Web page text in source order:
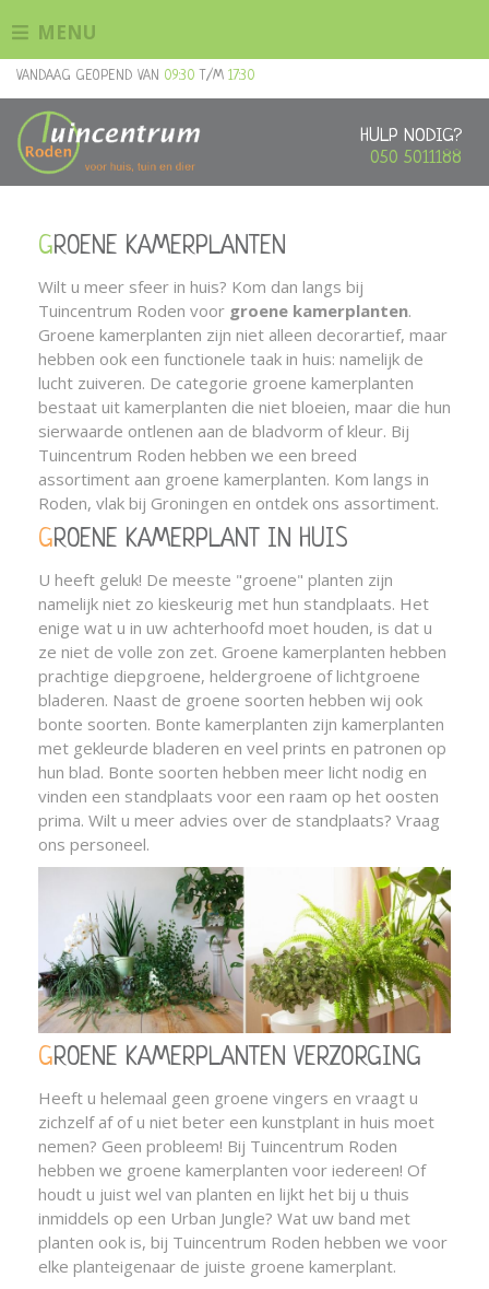
n
HULP NODIG?
050 5011188
VANDAAG GEOPEND VAN 09:30 T/M 17:30
MENU
GROENE KAMERPLANTEN
Wilt u meer sfeer in huis? Kom dan langs bij
Tuincentrum Roden voor groene kamerplanten.
Groene kamerplanten zijn niet alleen decorartief, maar
hebben ook een functionele taak in huis: namelijk de
lucht zuiveren. De categorie groene kamerplanten
bestaat uit kamerplanten die niet bloeien, maar die hun
sierwaarde ontlenen aan de bladvorm of kleur. Bij
Tuincentrum Roden hebben we een breed
assortiment aan groene kamerplanten. Kom langs in
Roden, vlak bij Groningen en ontdek ons assortiment.
GROENE KAMERPLANT IN HUIS
U heeft geluk! De meeste "groene" planten zijn
namelijk niet zo kieskeurig met hun standplaats. Het
enige wat u in uw achterhoofd moet houden, is dat u
ze niet de volle zon zet. Groene kamerplanten hebben
prachtige diepgroene, heldergroene of lichtgroene
bladeren. Naast de groene soorten hebben wij ook
bonte soorten. Bonte kamerplanten zijn kamerplanten
met gekleurde bladeren en veel prints en patronen op
hun blad. Bonte soorten hebben meer licht nodig en
vinden een standplaats voor een raam op het oosten
prima. Wilt u meer advies over de standplaats? Vraag
ons personeel.
GROENE KAMERPLANTEN VERZORGING
Heeft u helemaal geen groene vingers en vraagt u
zichzelf af of u niet beter een kunstplant in huis moet
nemen? Geen probleem! Bij Tuincentrum Roden
hebben we groene kamerplanten voor iedereen! Of
houdt u juist wel van planten en lijkt het bij u thuis
inmiddels op een Urban Jungle? Wat uw band met
planten ook is, bij Tuincentrum Roden hebben we voor
elke planteigenaar de juiste groene kamerplant.